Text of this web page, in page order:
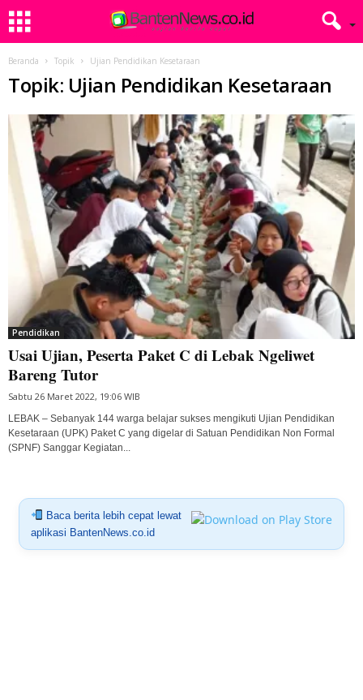
Beranda Topik Ujian Pendidikan Kesetaraan
Topik: Ujian Pendidikan Kesetaraan
Pendidikan
Usai Ujian, Peserta Paket C di Lebak Ngeliwet
Bareng Tutor
Sabtu 26 Maret 2022, 19:06 WIB
LEBAK – Sebanyak 144 warga belajar sukses mengikuti Ujian Pendidikan
Kesetaraan (UPK) Paket C yang digelar di Satuan Pendidikan Non Formal
(SPNF) Sanggar Kegiatan...
Baca berita lebih cepat lewat
aplikasi BantenNews.co.id